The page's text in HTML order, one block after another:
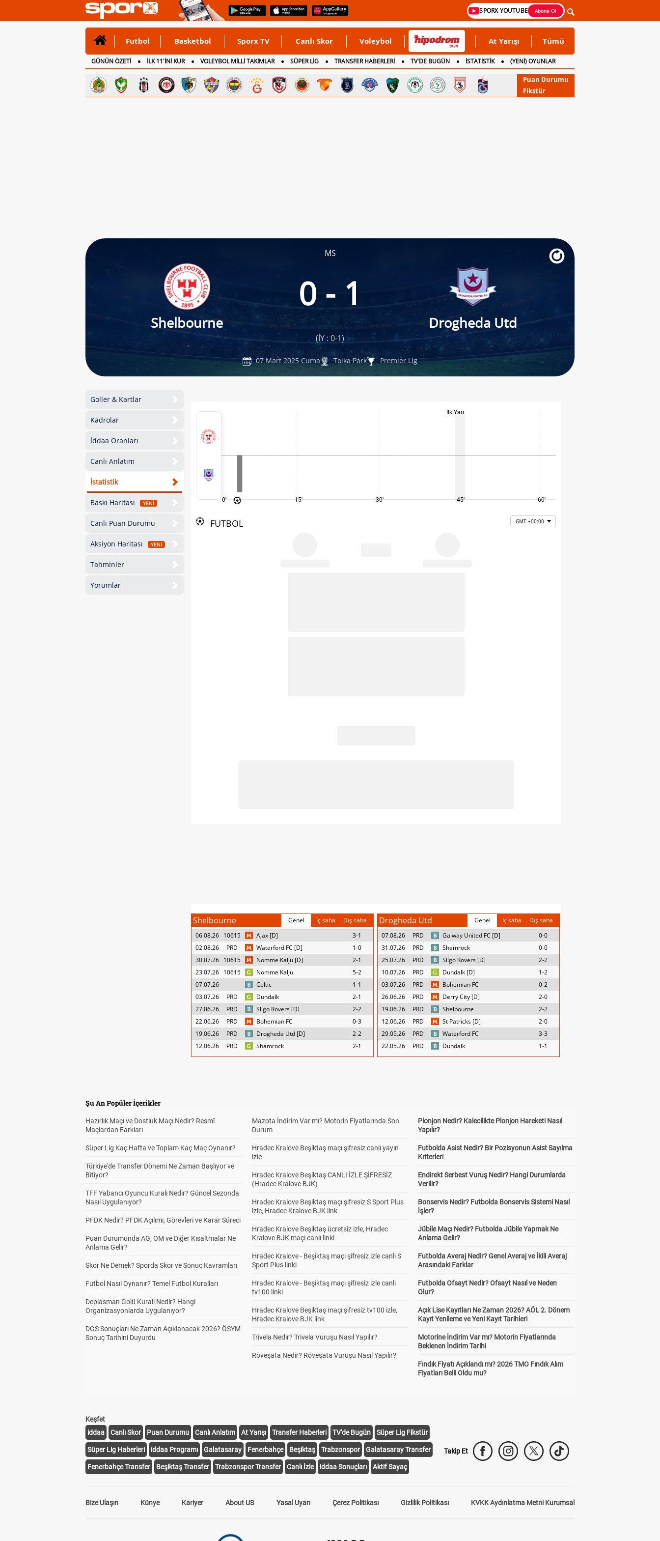
SPORX YOUTUBE Abone Ol
Futbol Basketbol Sporx TV Canlı Skor Voleybol At Yarışı Tümü
GÜNÜN ÖZETİ İLK 11'İNİ KUR VOLEYBOL MİLLİ TAKIMLAR SÜPER LİG TRANSFER HABERLERİ TV'DE BUGÜN İSTATİSTİK
(YENİ) OYUNLAR
CANLI ANLATIM
İNGİLTERE
Puan Durumu
Fikstür
MS
Shelbourne
0 - 1
Drogheda Utd
(İY : 0-1)
07 Mart 2025 Cuma Tolka Park Premier Lig
Goller & Kartlar
Kadrolar
İddaa Oranları
Canlı Anlatım
İstatistik
Baskı Haritası YENİ
Canlı Puan Durumu
Aksiyon Haritası YENİ
Tahminler
Yorumlar
0' 15' 30'
İlk Yarı
45' 60'
FUTBOL GMT +00:00
Shelbourne Genel İç saha
Dış saha
06.08.26 10615 Ajax [D]
3-1
02.08.26
PRD Waterford FC [D]
1-0
30.07.26 10615 Nomme Kalju [D]
2-1
23.07.26 10615 Nomme Kalju
5-2
07.07.26
Celtic
1-1
03.07.26
PRD Dundalk
2-1
27.06.26
PRD Sligo Rovers [D]
2-2
22.06.26
PRD Bohemian FC
0-3
19.06.26
PRD Drogheda Utd [D]
2-2
12.06.26
PRD Shamrock 2-1
Drogheda Utd Genel İç saha
Dış saha
07.08.26
PRD Galway United FC [D]
0-0
31.07.26
PRD Shamrock
0-0
25.07.26
PRD Sligo Rovers [D]
2-2
10.07.26
PRD Dundalk [D]
1-2
03.07.26
PRD Bohemian FC
0-2
26.06.26
PRD Derry City [D]
2-0
19.06.26
PRD Shelbourne
2-2
12.06.26
PRD St Patricks [D]
2-0
29.05.26
PRD Waterford FC
3-3
22.05.26
PRD Dundalk 1-1
Şu An Popüler İçerikler
Hazırlık Maçı ve Dostluk Maçı Nedir? Resmî
Maçlardan Farkları
Süper Lig Kaç Hafta ve Toplam Kaç Maç Oynanır?
Türkiye'de Transfer Dönemi Ne Zaman Başlıyor ve
Bitiyor?
TFF Yabancı Oyuncu Kuralı Nedir? Güncel Sezonda
Nasıl Uygulanıyor?
PFDK Nedir? PFDK Açılımı, Görevleri ve Karar Süreci
Puan Durumunda AG, OM ve Diğer Kısaltmalar Ne
Anlama Gelir?
Skor Ne Demek? Sporda Skor ve Sonuç Kavramları
Futbol Nasıl Oynanır? Temel Futbol Kuralları
Deplasman Golü Kuralı Nedir? Hangi
Organizasyonlarda Uygulanıyor?
DGS Sonuçları Ne Zaman Açıklanacak 2026? ÖSYM
Sonuç Tarihini Duyurdu
Mazota İndirim Var mı? Motorin Fiyatlarında Son
Durum
Hradec Kralove Beşiktaş maçı şifresiz canlı yayın
izle
Hradec Kralove Beşiktaş CANLI İZLE ŞİFRESİZ
(Hradec Kralove BJK)
Hradec Kralove Beşiktaş maçı şifresiz S Sport Plus
izle, Hradec Kralove BJK link
Hradec Kralove Beşiktaş ücretsiz izle, Hradec
Kralove BJK maçı canlı linki
Hradec Kralove - Beşiktaş maçı şifresiz izle canlı S
Sport Plus linki
Hradec Kralove - Beşiktaş maçı şifresiz izle canlı
tv100 linki
Hradec Kralove Beşiktaş maçı şifresiz tv100 izle,
Hradec Kralove BJK link
Trivela Nedir? Trivela Vuruşu Nasıl Yapılır?
Röveşata Nedir? Röveşata Vuruşu Nasıl Yapılır?
Plonjon Nedir? Kalecilikte Plonjon Hareketi Nasıl
Yapılır?
Futbolda Asist Nedir? Bir Pozisyonun Asist Sayılma
Kriterleri
Endirekt Serbest Vuruş Nedir? Hangi Durumlarda
Verilir?
Bonservis Nedir? Futbolda Bonservis Sistemi Nasıl
İşler?
Jübile Maçı Nedir? Futbolda Jübile Yapmak Ne
Anlama Gelir?
Futbolda Averaj Nedir? Genel Averaj ve İkili Averaj
Arasındaki Farklar
Futbolda Ofsayt Nedir? Ofsayt Nasıl ve Neden
Olur?
Açık Lise Kayıtları Ne Zaman 2026? AÖL 2. Dönem
Kayıt Yenileme ve Yeni Kayıt Tarihleri
Motorine İndirim Var mı? Motorin Fiyatlarında
Beklenen İndirim Tarihi
Fındık Fiyatı Açıklandı mı? 2026 TMO Fındık Alım
Fiyatları Belli Oldu mu?
Keşfet
iddaa
Canlı Skor Puan Durumu Canlı Anlatım At Yarışı Transfer Haberleri TV'de Bugün Süper Lig Fikstür
Süper Lig Haberleri iddaa Programı Galatasaray Fenerbahçe Beşiktaş Trabzonspor Galatasaray Transfer
Fenerbahçe Transfer Beşiktaş Transfer Trabzonspor Transfer Canlı İzle iddaa Sonuçları Aktif Sayaç
Takip Et
Bize Ulaşın Künye Kariyer About US Yasal Uyarı Çerez Politikası Gizlilik Politikası KVKK Aydınlatma Metni Kurumsal